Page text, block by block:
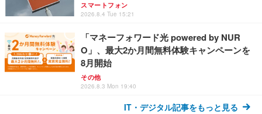
スマートフォン
2026.8.4 Tue 15:21
「マネーフォワード光 powered by NUR
O」、最大2か月間無料体験キャンペーンを
8月開始
その他
2026.8.3 Mon 19:40
IT・デジタル記事をもっと見る